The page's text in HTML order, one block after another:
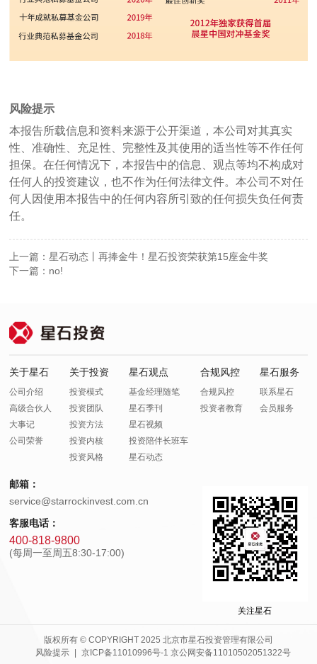
风险提示
本报告所载信息和资料来源于公开渠道，本公司对其真实
性、准确性、充足性、完整性及其使用的适当性等不作任何
担保。在任何情况下，本报告中的信息、观点等均不构成对
任何人的投资建议，也不作为任何法律文件。本公司不对任
何人因使用本报告中的任何内容所引致的任何损失负任何责
任。
上一篇：星石动态丨再捧金牛！星石投资荣获第15座金牛奖
下一篇：no!
关于星石
公司介绍
高级合伙人
大事记
公司荣誉
关于投资
投资模式
投资团队
投资方法
投资内核
投资风格
星石观点
基金经理随笔
星石季刊
星石视频
投资陪伴长班车
星石动态
合规风控
合规风控
投资者教育
星石服务
联系星石
会员服务
邮箱：
service@starrockinvest.com.cn
客服电话：
400-818-9800
(每周一至周五8:30-17:00)
关注星石
版权所有 © COPYRIGHT 2025 北京市星石投资管理有限公司
风险提示
京ICP备11010996号-1 京公网安备11010502051322号